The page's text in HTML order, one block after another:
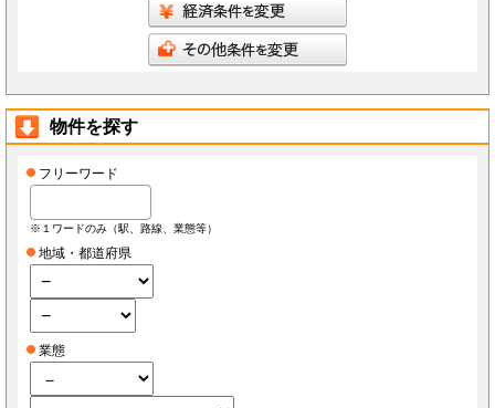
会員は当社が書面で承認する場合を除き、会員としての地位をいかなる第三者にも譲渡でき
会員は、当社へ報告した自らに関する情報に変更が生じた場合、当社が指定する方法で最新
の情報を当社へ報告するものとします。なお、本項の報告をしなかったことにより、会員が
損害を被った場合でも当社は責任を負わないものとします。
第3条（ID・パスワード）
会員は、会員登録時に当社もしくは当社の指定する本サービスに関するシステム導入会社
（以下「導入店」）から付与されたIDおよびパスワード(以下「ID」)をいかなる第三者にも
会員は、IDを善良なる管理者の注意義務をもって管理するものとし、紛失、喪失、盗難、誤
使用、不正使用等により会員に損害が生じた場合においても、当社は一切の責任を負いませ
た場合、またそのおそれがある場合、速やかに当社もしくは導入店にその旨を報告し、指示
に従うものとします。
第4条（個人情報）
当社もしくは導入店は、会員から得た個人情報(以下「個人情報」)を本サービス運営、店舗
の他店舗・事務所等の出退店に関する情報提供の目的で使用し、それ以外の目的で使用しま
裁判所・警察等の要請がある場合を除きます。
会員が自らの個人情報の変更もしくは削除を希望する場合、当社および導入店へそれぞれ連
もしくは削除するものとします。
物件を探す
フリーワード
※１ワードのみ（駅、路線、業態等）
地域・都道府県
業態